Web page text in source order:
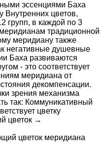
эссенциями Баха
Внутренних цветов,
групп, в каждой по 3
меридианам традиционной
меридиану также
негативные душевные
Баха развиваются
- это соответствует
меридиана от
декомпенсации.
зрения механизма
так: Коммуникативный
цветку
цветок →
цветок меридиана